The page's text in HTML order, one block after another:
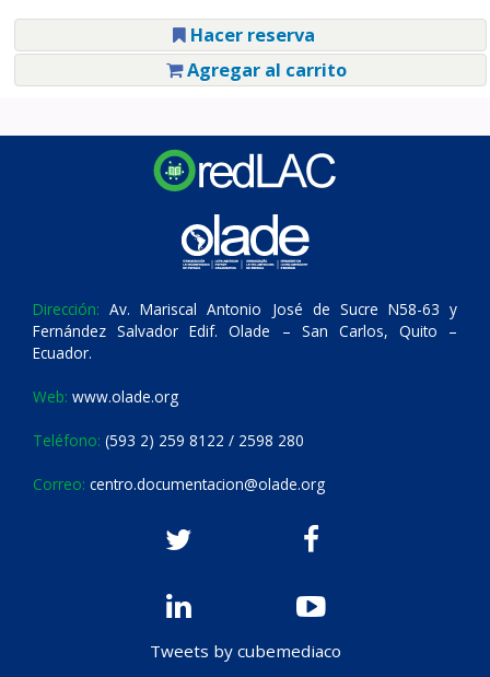
Hacer reserva
Agregar al carrito
Dirección: Av. Mariscal Antonio José de Sucre N58-63 y
Fernández Salvador Edif. Olade – San Carlos, Quito –
Ecuador.
Web: www.olade.org
Teléfono: (593 2) 259 8122 / 2598 280
Correo: centro.documentacion@olade.org
Tweets by cubemediaco